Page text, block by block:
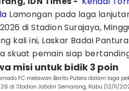
Lamongan pada laga
di Stadion Surajaya,
kali ini, Laskar Badai
skuat pemain siap
misi untuk bidik 3 poin
FC melawan Barito Putera dalam laga
di Stadion Jatidiri Semarang, Rabu (12/11/